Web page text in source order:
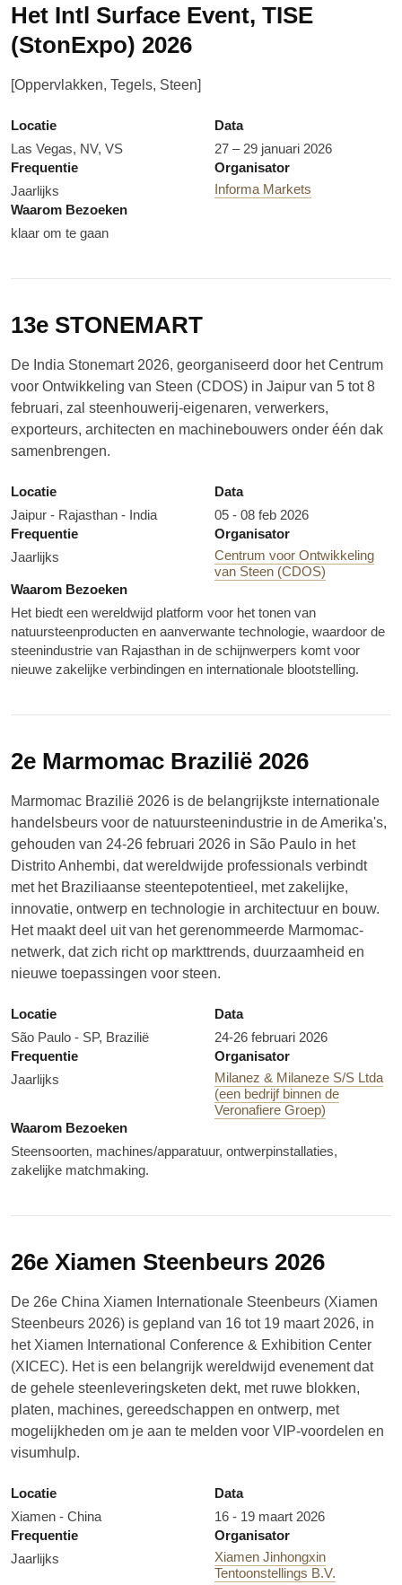
Het Intl Surface Event, TISE
(StonExpo) 2026
[Oppervlakken, Tegels, Steen]
Locatie
Las Vegas, NV, VS
Data
27 – 29 januari 2026
Frequentie
Jaarlijks
Organisator
Informa Markets
Waarom Bezoeken
klaar om te gaan
13e STONEMART
De India Stonemart 2026, georganiseerd door het Centrum
voor Ontwikkeling van Steen (CDOS) in Jaipur van 5 tot 8
februari, zal steenhouwerij-eigenaren, verwerkers,
exporteurs, architecten en machinebouwers onder één dak
samenbrengen.
Locatie
Jaipur - Rajasthan - India
Data
05 - 08 feb 2026
Frequentie
Jaarlijks
Organisator
Centrum voor Ontwikkeling
van Steen (CDOS)
Waarom Bezoeken
Het biedt een wereldwijd platform voor het tonen van
natuursteenproducten en aanverwante technologie, waardoor de
steenindustrie van Rajasthan in de schijnwerpers komt voor
nieuwe zakelijke verbindingen en internationale blootstelling.
2e Marmomac Brazilië 2026
Marmomac Brazilië 2026 is de belangrijkste internationale
handelsbeurs voor de natuursteenindustrie in de Amerika's,
gehouden van 24-26 februari 2026 in São Paulo in het
Distrito Anhembi, dat wereldwijde professionals verbindt
met het Braziliaanse steentepotentieel, met zakelijke,
innovatie, ontwerp en technologie in architectuur en bouw.
Het maakt deel uit van het gerenommeerde Marmomac-
netwerk, dat zich richt op markttrends, duurzaamheid en
nieuwe toepassingen voor steen.
Locatie
São Paulo - SP, Brazilië
Data
24-26 februari 2026
Frequentie
Jaarlijks
Organisator
Milanez & Milaneze S/S Ltda
(een bedrijf binnen de
Veronafiere Groep)
Waarom Bezoeken
Steensoorten, machines/apparatuur, ontwerpinstallaties,
zakelijke matchmaking.
26e Xiamen Steenbeurs 2026
De 26e China Xiamen Internationale Steenbeurs (Xiamen
Steenbeurs 2026) is gepland van 16 tot 19 maart 2026, in
het Xiamen International Conference & Exhibition Center
(XICEC). Het is een belangrijk wereldwijd evenement dat
de gehele steenleveringsketen dekt, met ruwe blokken,
platen, machines, gereedschappen en ontwerp, met
mogelijkheden om je aan te melden voor VIP-voordelen en
visumhulp.
Locatie
Xiamen - China
Data
16 - 19 maart 2026
Frequentie
Jaarlijks
Organisator
Xiamen Jinhongxin
Tentoonstellings B.V.